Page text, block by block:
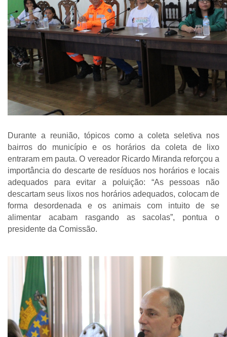
Durante a reunião, tópicos como a coleta seletiva nos
bairros do município e os horários da coleta de lixo
entraram em pauta. O vereador Ricardo Miranda reforçou a
importância do descarte de resíduos nos horários e locais
adequados para evitar a poluição: “As pessoas não
descartam seus lixos nos horários adequados, colocam de
forma desordenada e os animais com intuito de se
alimentar acabam rasgando as sacolas”, pontua o
presidente da Comissão.